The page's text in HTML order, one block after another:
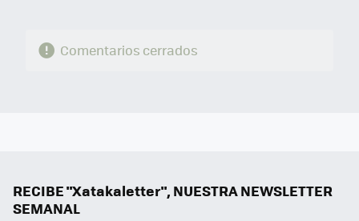
Comentarios cerrados
RECIBE "Xatakaletter", NUESTRA NEWSLETTER
SEMANAL